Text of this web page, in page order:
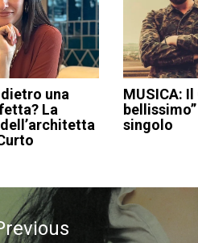
dietro una
La
MUSICA: Il
singolo